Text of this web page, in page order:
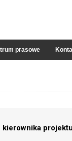
prasowe
kierownika